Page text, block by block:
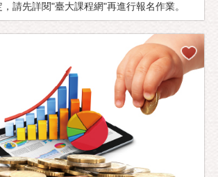
請先詳閱"臺大課程網"再進行報名作業。